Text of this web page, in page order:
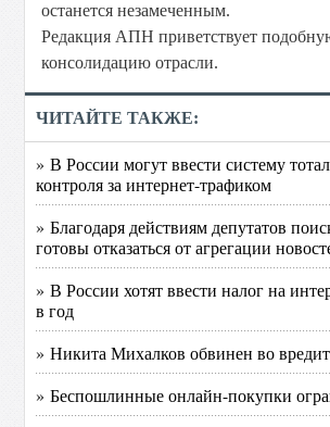
останется незамеченным.
Редакция АПН приветствует
консолидацию отрасли.
ЧИТАЙТЕ ТАКЖЕ:
» В России могут ввести систему
контроля за интернет-трафиком
» Благодаря действиям депутатов
готовы отказаться от агрегации
» В России хотят ввести налог на
в год
» Никита Михалков обвинен во
» Беспошлинные онлайн-покупки